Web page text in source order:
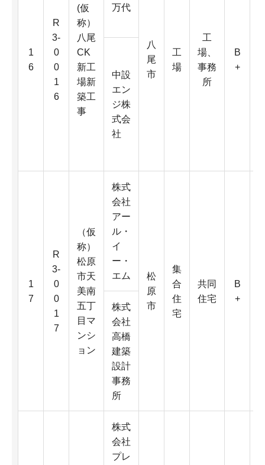
1
6
R
3-
0
0
1
6
(仮
称）
八尾
CK
新工
場新
築工
事
万代
八
尾
市
工
場
工
場、
事務
所
B
+
中設
エン
ジ株
式会
社
1
7
R
3-
0
0
1
7
（仮
称）
松原
市天
美南
五丁
目マ
ンシ
ョン
株式
会社
アー
ル・
イ
ー・
エム
松
原
市
集
合
住
宅
共同
住宅
B
+
株式
会社
高橋
建築
設計
事務
所
株式
会社
プレ